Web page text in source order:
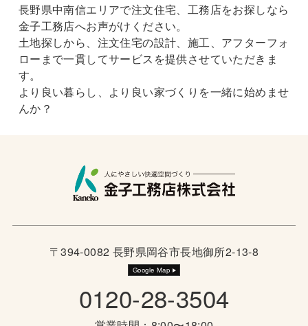
長野県中南信エリアで注文住宅、工務店をお探しなら
金子工務店へお声がけください。
土地探しから、注文住宅の設計、施工、アフターフォ
ローまで一貫してサービスを提供させていただきま
す。
より良い暮らし、より良い家づくりを一緒に始めませ
んか？
〒394-0082 長野県岡谷市長地御所2-13-8
Google Map
0120-28-3504